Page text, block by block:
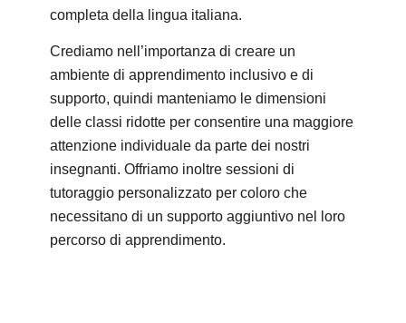
completa della lingua italiana.
Crediamo nell’importanza di creare un
ambiente di apprendimento inclusivo e di
supporto, quindi manteniamo le dimensioni
delle classi ridotte per consentire una maggiore
attenzione individuale da parte dei nostri
insegnanti. Offriamo inoltre sessioni di
tutoraggio personalizzato per coloro che
necessitano di un supporto aggiuntivo nel loro
percorso di apprendimento.